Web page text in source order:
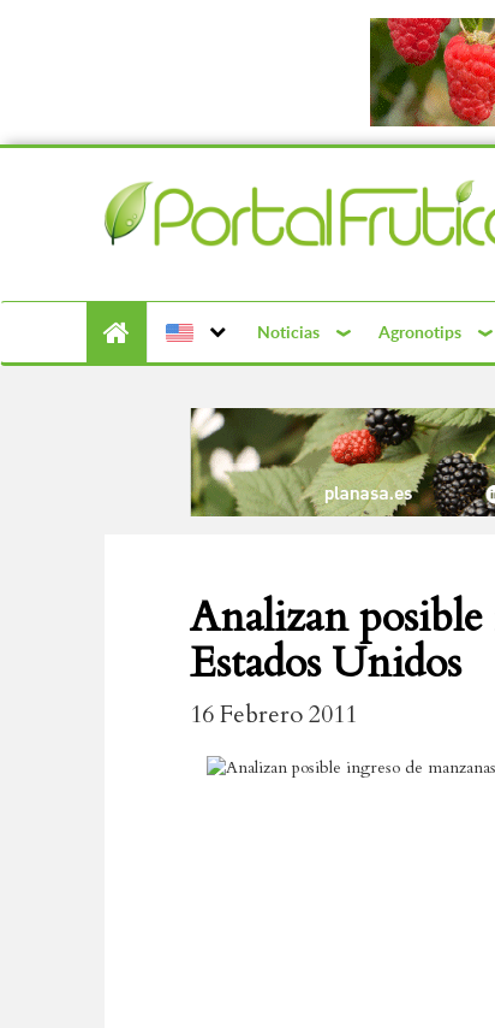
Noticias Agronotips
Analizan posible
Estados Unidos
16 Febrero 2011